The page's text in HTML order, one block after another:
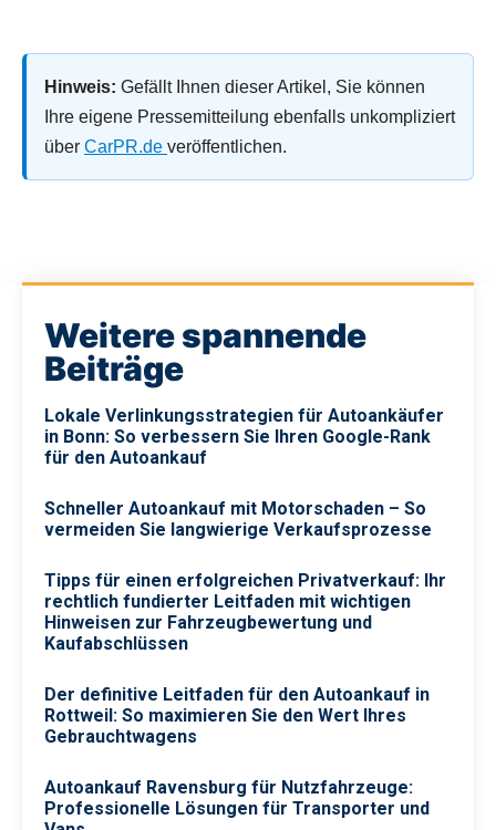
Hinweis: Gefällt Ihnen dieser Artikel, Sie können
Ihre eigene Pressemitteilung ebenfalls unkompliziert
über CarPR.de veröffentlichen.
Weitere spannende
Beiträge
Lokale Verlinkungsstrategien für Autoankäufer
in Bonn: So verbessern Sie Ihren Google-Rank
für den Autoankauf
Schneller Autoankauf mit Motorschaden – So
vermeiden Sie langwierige Verkaufsprozesse
Tipps für einen erfolgreichen Privatverkauf: Ihr
rechtlich fundierter Leitfaden mit wichtigen
Hinweisen zur Fahrzeugbewertung und
Kaufabschlüssen
Der definitive Leitfaden für den Autoankauf in
Rottweil: So maximieren Sie den Wert Ihres
Gebrauchtwagens
Autoankauf Ravensburg für Nutzfahrzeuge:
Professionelle Lösungen für Transporter und